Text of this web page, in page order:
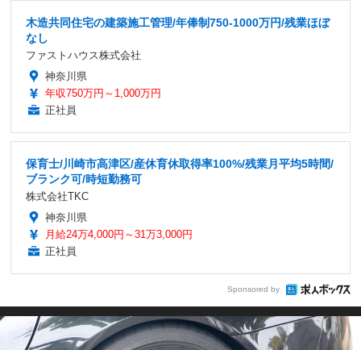
木造共同住宅の建築施工管理/年俸制750-1000万円/残業ほぼ
なし
ファストハウス株式会社
神奈川県
年収750万円～1,000万円
正社員
保育士/川崎市高津区/産休育休取得率100%/残業月平均5時間/
ブランク可/時短勤務可
株式会社TKC
神奈川県
月給24万4,000円～31万3,000円
正社員
Sponsored by